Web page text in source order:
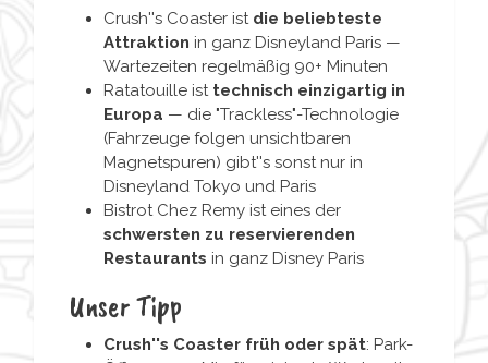
Crush''s Coaster ist die beliebteste
Attraktion in ganz Disneyland Paris —
Wartezeiten regelmäßig 90+ Minuten
Ratatouille ist technisch einzigartig in
Europa — die "Trackless"-Technologie
(Fahrzeuge folgen unsichtbaren
Magnetspuren) gibt''s sonst nur in
Disneyland Tokyo und Paris
Bistrot Chez Remy ist eines der
schwersten zu reservierenden
Restaurants in ganz Disney Paris
Unser Tipp
Crush''s Coaster früh oder spät: Park-